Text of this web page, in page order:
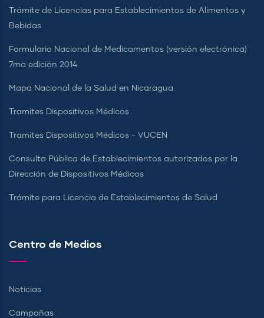
Trámite de Licencias para Establecimientos de Alimentos y
Bebidas
Formulario Nacional de Medicamentos (versión electrónica)
7ma edición 2014
Mapa Nacional de la Salud en Nicaragua
Tramites Dispositivos Médicos
Tramites Dispositivos Médicos - VUCEN
Consulta Pública de Establecimientos autorizados por la
Dirección de Dispositivos Médicos
Trámite para Licencia de Establecimientos de Salud
Centro de Medios
Noticias
Campañas